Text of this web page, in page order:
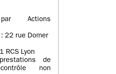
Actions
22 rue Domer
RCS Lyon
de
non